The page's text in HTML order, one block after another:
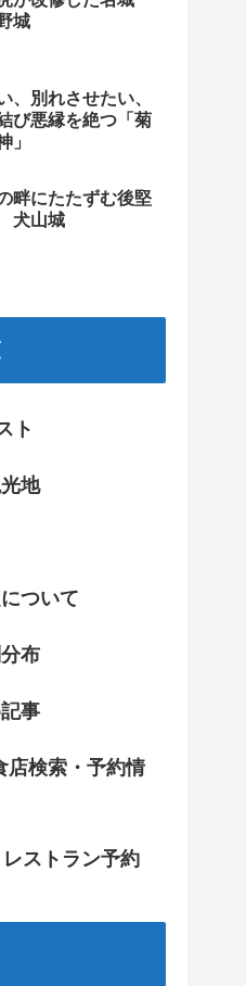
城
、別れさせたい、
び悪縁を絶つ「菊
」
畔にたたずむ後堅
犬山城
ト
地
ついて
布
事
店検索・予約情
ストラン予約